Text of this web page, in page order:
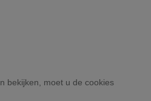
bekijken, moet u de cookies